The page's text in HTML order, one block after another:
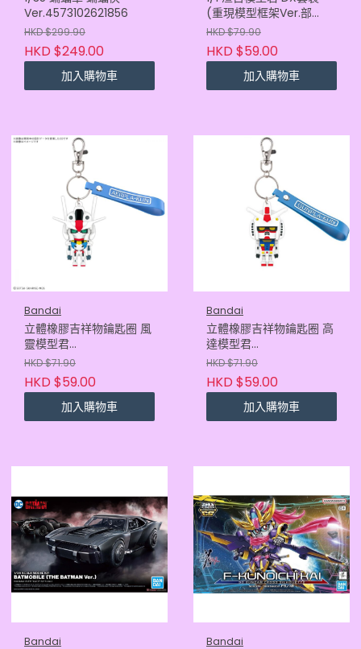
Ver.4573102621856
HKD $299.90
HKD $249.00
加入購物車
(重現模型框架Ver.部
件)4573102685773
HKD $79.90
HKD $59.00
加入購物車
Bandai
立體橡膠吉祥物鑰匙圈 風
靈模型君
4573102683793
HKD $71.90
HKD $59.00
加入購物車
Bandai
立體橡膠吉祥物鑰匙圈 高
達模型君
4573102683847
HKD $71.90
HKD $59.00
加入購物車
Bandai Bandai